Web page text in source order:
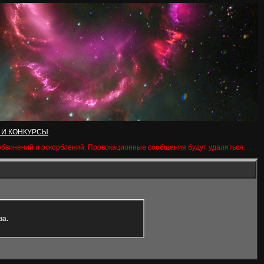
КОНКУРСЫ
и оскорблений. Провокационные сообщения будут удаляться.